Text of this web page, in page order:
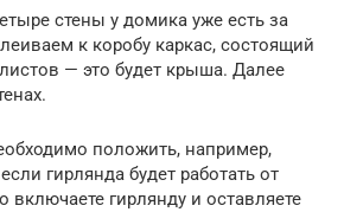
стены у домика уже есть за
к коробу каркас, состоящий
— это будет крыша. Далее
положить, например,
гирлянда будет работать от
включаете гирлянду и оставляете